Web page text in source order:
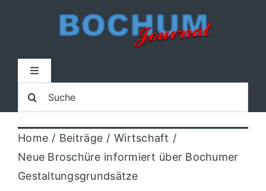
Toggle
Home
Lokal
Blaulicht
Suche
nach:
Home Beiträge
Wirtschaft
Neue Broschüre informiert über Bochumer
Gestaltungsgrundsätze